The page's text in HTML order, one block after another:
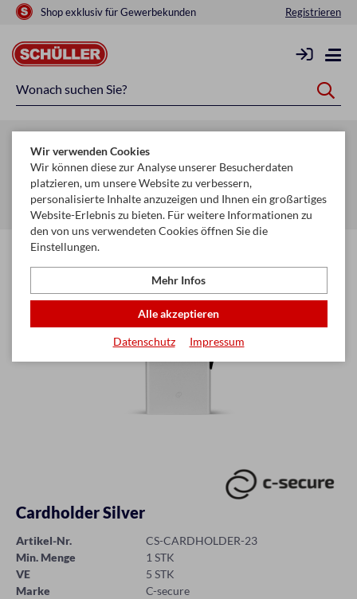
Shop exklusiv für Gewerbekunden Registrieren
Startseite
Mehr
Geldbörsen, Kleinlederware, Schlüsselanhänger
Ausweisetui & Kreditkartenetui
Cardholder Silver
Artikel-Nr.
CS-CARDHOLDER-23
Min. Menge
1 STK
VE
5 STK
Marke
C-secure
Wir verwenden Cookies
Wir können diese zur Analyse unserer Besucherdaten
platzieren, um unsere Website zu verbessern,
personalisierte Inhalte anzuzeigen und Ihnen ein großartiges
Website-Erlebnis zu bieten. Für weitere Informationen zu
den von uns verwendeten Cookies öffnen Sie die
Einstellungen.
Mehr Infos
Alle akzeptieren
Datenschutz Impressum